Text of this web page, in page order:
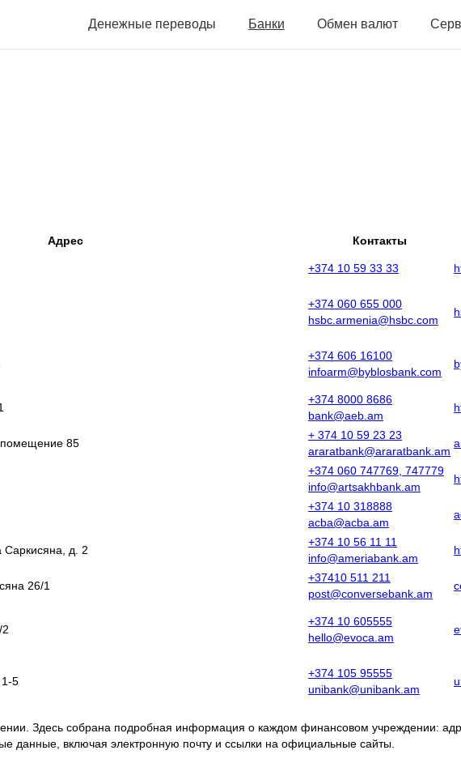
Денежные переводы Банки Обмен валют
Адрес Контакты
+374 10 59 33 33
+374 060 655 000
hsbc.armenia@hsbc.com
+374 606 16100
infoarm@byblosbank.com
+374 8000 8686
bank@aeb.am
помещение 85
+ 374 10 59 23 23
araratbank@araratbank.am
+374 060 747769, 747779
info@artsakhbank.am
+374 10 318888
acba@acba.am
Саркисяна, д. 2
+374 10 56 11 11
info@ameriabank.am
26/1
+37410 511 211
post@conversebank.am
+374 10 605555
hello@evoca.am
5
+374 105 95555
unibank@unibank.am
Здесь собрана подробная информация о каждом финансовом учреждении:
данные, включая электронную почту и ссылки на официальные сайты.